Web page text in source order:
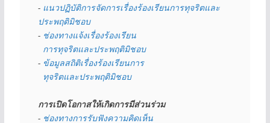
- แนวปฏิบัติการจัดการเรื่องร้องเรียนการทุจริตและ
ประพฤติมิชอบ
- ช่องทางแจ้งเรื่องร้องเรียน
  การทุจริตและประพฤติมิชอบ
- ข้อมูลสถิติเรื่องร้องเรียนการ
  ทุจริตและประพฤติมิชอบ
การเปิดโอกาสให้เกิดการมีส่วนร่วม
- ช่องทางการรับฟังความคิดเห็น